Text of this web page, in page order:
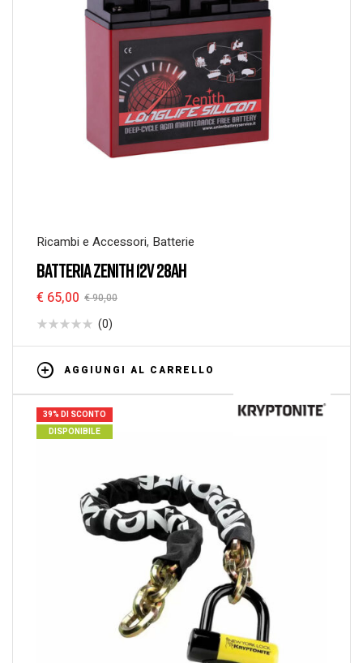
Ricambi e Accessori, Batterie
BATTERIA ZENITH 12V 28AH
€90,00
€ 65,00
(0)
AGGIUNGI AL CARRELLO
39% DI SCONTO
DISPONIBILE